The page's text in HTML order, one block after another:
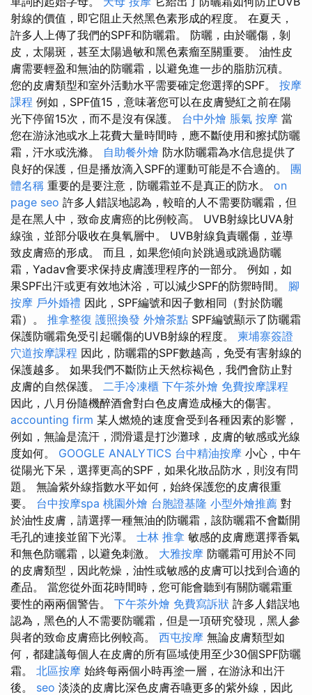
射線的價值，即它阻止天然黑色素形成的程度。 在夏天，
許多人上傳了我們的SPF和防曬霜。 防曬，由於曬傷，剝
皮，太陽斑，甚至太陽過敏和黑色素瘤至關重要。 油性皮
膚需要輕盈和無油的防曬霜，以避免進一步的脂肪沉積。
您的皮膚類型和室外活動水平需要確定您選擇的SPF。 按摩
課程 例如，SPF值15，意味著您可以在皮膚變紅之前在陽
光下停留15次，而不是沒有保護。 台中外燴 脹氣 按摩 當
您在游泳池或水上花費大量時間時，應不斷使用和擦拭防曬
霜，汗水或洗滌。 自助餐外燴 防水防曬霜為水信息提供了
良好的保護，但是播放滴入SPF的運動可能是不合適的。 團
體名稱 重要的是要注意，防曬霜並不是真正的防水。 on
page seo 許多人錯誤地認為，較暗的人不需要防曬霜，但
是在黑人中，致命皮膚癌的比例較高。 UVB射線比UVA射
線強，並部分吸收在臭氧層中。 UVB射線負責曬傷，並導
致皮膚癌的形成。 而且，如果您傾向於跳過或跳過防曬
霜，Yadav會要求保持皮膚護理程序的一部分。 例如，如
果SPF出汗或更有效地沐浴，可以減少SPF的防禦時間。 腳
按摩 戶外婚禮 因此，SPF編號和因子數相同（對於防曬
霜）。 推拿整復 護照換發 外燴茶點 SPF編號顯示了防曬霜
保護防曬霜免受引起曬傷的UVB射線的程度。 柬埔寨簽證
穴道按摩課程 因此，防曬霜的SPF數越高，免受有害射線的
保護越多。 如果我們不斷防止天然棕褐色，我們會防止對
皮膚的自然保護。 二手冷凍櫃 下午茶外燴 免費按摩課程
因此，八月份隨機醉酒會對白色皮膚造成極大的傷害。
accounting firm 某人燃燒的速度會受到各種因素的影響，
例如，無論是流汗，潤滑還是打沙灘球，皮膚的敏感或光線
度如何。 GOOGLE ANALYTICS 台中精油按摩 小心，中午
從陽光下呆，選擇更高的SPF，如果化妝品防水，則沒有問
題。 無論紫外線指數水平如何，始終保護您的皮膚很重
要。 台中按摩spa 桃園外燴 台胞證基隆 小型外燴推薦 對
於油性皮膚，請選擇一種無油的防曬霜，該防曬霜不會斷開
毛孔的連接並留下光澤。 士林 推拿 敏感的皮膚應選擇香氣
和無色防曬霜，以避免刺激。 大雅按摩 防曬霜可用於不同
的皮膚類型，因此乾燥，油性或敏感的皮膚可以找到合適的
產品。 當您從外面花時間時，您可能會聽到有關防曬霜重
要性的兩兩個警告。 下午茶外燴 免費寫訴狀 許多人錯誤地
認為，黑色的人不需要防曬霜，但是一項研究發現，黑人參
與者的致命皮膚癌比例較高。 西屯按摩 無論皮膚類型如
何，都建議每個人在皮膚的所有區域使用至少30個SPF防曬
霜。 北區按摩 始終每兩個小時再塗一層，在游泳和出汗
後。 seo 淡淡的皮膚比深色皮膚吞嚥更多的紫外線，因此